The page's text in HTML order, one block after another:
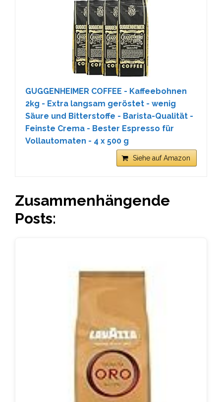
GUGGENHEIMER COFFEE - Kaffeebohnen
2kg - Extra langsam geröstet - wenig
Säure und Bitterstoffe - Barista-Qualität -
Feinste Crema - Bester Espresso für
Vollautomaten - 4 x 500 g
Siehe auf Amazon
Zusammenhängende
Posts: